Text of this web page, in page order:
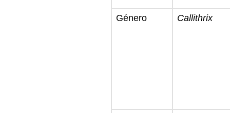
Género Callithrix